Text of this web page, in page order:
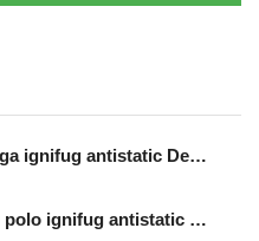
Tricou maneca lunga ignifug antistatic Defender - bleumarin
Tricou polo ignifug antistatic Santana - bleumarin